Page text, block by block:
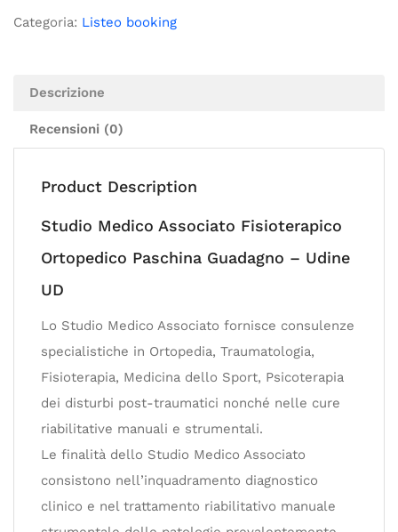
Categoria: Listeo booking
Descrizione
Recensioni (0)
Product Description
Studio Medico Associato Fisioterapico
Ortopedico Paschina Guadagno – Udine
UD
Lo Studio Medico Associato fornisce consulenze
specialistiche in Ortopedia, Traumatologia,
Fisioterapia, Medicina dello Sport, Psicoterapia
dei disturbi post-traumatici nonché nelle cure
riabilitative manuali e strumentali.
Le finalità dello Studio Medico Associato
consistono nell’inquadramento diagnostico
clinico e nel trattamento riabilitativo manuale